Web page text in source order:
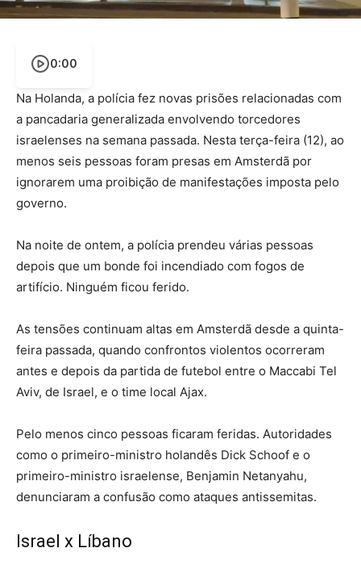
0:00
Na Holanda, a polícia fez novas prisões relacionadas com
a pancadaria generalizada envolvendo torcedores
israelenses na semana passada. Nesta terça-feira (12), ao
menos seis pessoas foram presas em Amsterdã por
ignorarem uma proibição de manifestações imposta pelo
governo.
Na noite de ontem, a polícia prendeu várias pessoas
depois que um bonde foi incendiado com fogos de
artifício. Ninguém ficou ferido.
As tensões continuam altas em Amsterdã desde a quinta-
feira passada, quando confrontos violentos ocorreram
antes e depois da partida de futebol entre o Maccabi Tel
Aviv, de Israel, e o time local Ajax.
Pelo menos cinco pessoas ficaram feridas. Autoridades
como o primeiro-ministro holandês Dick Schoof e o
primeiro-ministro israelense, Benjamin Netanyahu,
denunciaram a confusão como ataques antissemitas.
Israel x Líbano